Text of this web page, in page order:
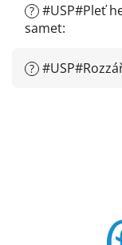
? #USP#Pleť
samet:
?